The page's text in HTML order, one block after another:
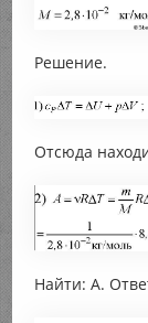
Решение.
Отсюда
Найти: А.